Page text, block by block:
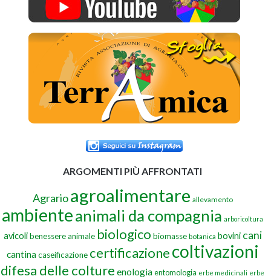
ARGOMENTI PIÙ AFFRONTATI
Agrario agroalimentare allevamento
ambienteanimali da compagnia arboricoltura
avicoli benessere animale biologico biomasse botanica bovini cani
cantina caseificazione certificazionecoltivazioni
difesa delle colture enologiaentomologia erbe medicinali erbe